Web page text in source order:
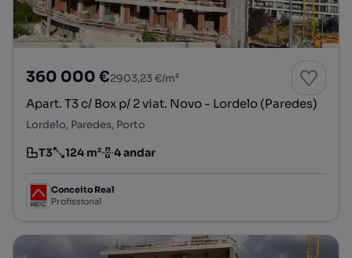
360 000 €2903,23 €/m²
Apart. T3 c/ Box p/ 2 viat. Novo - Lordelo (Paredes)
Lordelo, Paredes, Porto
Tipologia
T3
Preço por metro quadrado
124 m²
Andar 4 andar
Conceito Real
Profissional